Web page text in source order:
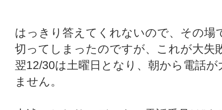
はっきり答えてくれないので、その
切ってしまったのですが、これが大失
翌12/30は土曜日となり、朝から電話
ません。